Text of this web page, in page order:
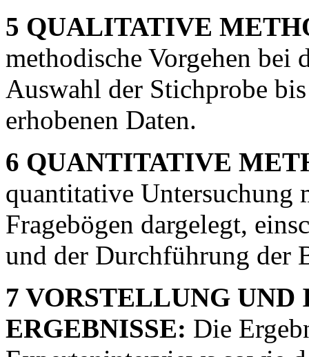
5 QUALITATIVE
methodische Vorgehen bei
Auswahl der Stichprobe
erhobenen Daten.
6 QUANTITATIVE
quantitative Untersuchung
Fragebögen dargelegt,
und der Durchführung der
7 VORSTELLUNG
ERGEBNISSE: Die